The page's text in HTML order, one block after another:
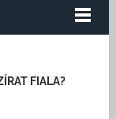
FIALA?